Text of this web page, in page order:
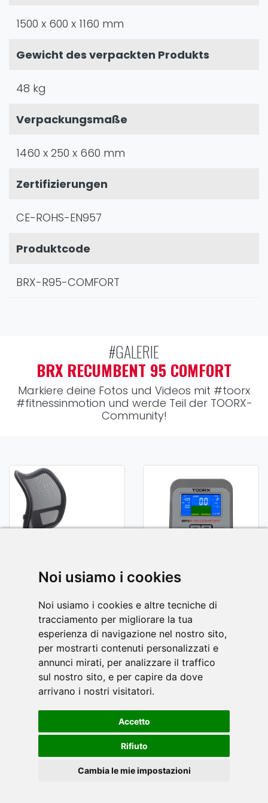
Noi usiamo i cookies
Noi usiamo i cookies e altre tecniche di
tracciamento per migliorare la tua
esperienza di navigazione nel nostro sito,
per mostrarti contenuti personalizzati e
annunci mirati, per analizzare il traffico
sul nostro sito, e per capire da dove
arrivano i nostri visitatori.
Accetto
Rifiuto
Cambia le mie impostazioni
1500 x 600 x 1160 mm
Gewicht des verpackten Produkts
48 kg
Verpackungsmaße
1460 x 250 x 660 mm
Zertifizierungen
CE-ROHS-EN957
Produktcode
BRX-R95-COMFORT
#GALERIE
BRX RECUMBENT 95 COMFORT
Markiere deine Fotos und Videos mit #toorx
#fitnessinmotion und werde Teil der TOORX-
Community!